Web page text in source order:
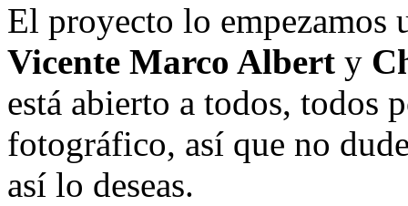
El proyecto lo empezamos
Vicente Marco Albert y
está abierto a todos, todos
fotográfico, así que no
así lo deseas.